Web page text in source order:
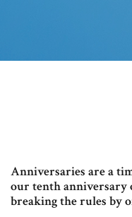
Anniversaries are a
our tenth anniversary
breaking the rules by